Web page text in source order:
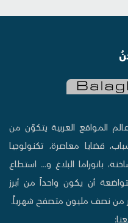
المواقع العربية يتكوّن من
قضايا معاصرة، تكنولوجيا
بانوراما البلاغ و... استطاع
أن يكون واحداً من أبرز
من نصف مليون متصفح شهرياً.